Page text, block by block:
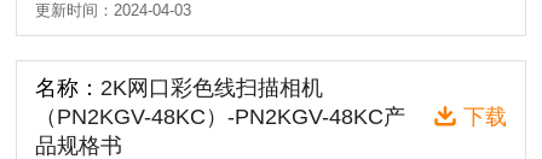
更新时间：2024-04-03
名称： 2K网口彩色线扫描相机
（PN2KGV-48KC）-PN2KGV-48KC产
品规格书
下载